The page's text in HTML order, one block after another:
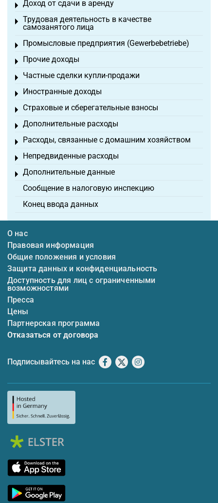
Доход от сдачи в аренду
Toggle menu
Трудовая деятельность в качестве
самозанятого лица
Toggle menu
Промысловые предприятия (Gewerbebetriebe)
Toggle menu
Прочие доходы
Toggle menu
Частные сделки купли-продажи
Toggle menu
Иностранные доходы
Toggle menu
Страховые и сберегательные взносы
Toggle menu
Дополнительные расходы
Toggle menu
Расходы, связанные с домашним хозяйством
Toggle menu
Непредвиденные расходы
Toggle menu
Дополнительные данные
Toggle menu
Сообщение в налоговую инспекцию
Конец ввода данных
О нас
Правовая информация
Общие положения и условия
Защита данных и конфиденциальность
Доступность для лиц с ограниченными
возможностями
Пресса
Цены
Партнерская программа
Отказаться от договора
Подписывайтесь на нас Facebook
X Instagram